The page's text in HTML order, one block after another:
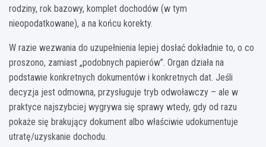
rodziny, rok bazowy, komplet dochodów (w tym
nieopodatkowane), a na końcu korekty.
W razie wezwania do uzupełnienia lepiej dosłać dokładnie to, o co
proszono, zamiast „podobnych papierów”. Organ działa na
podstawie konkretnych dokumentów i konkretnych dat. Jeśli
decyzja jest odmowna, przysługuje tryb odwoławczy – ale w
praktyce najszybciej wygrywa się sprawy wtedy, gdy od razu
pokaże się brakujący dokument albo właściwie udokumentuje
utratę/uzyskanie dochodu.